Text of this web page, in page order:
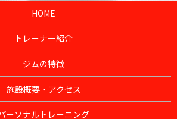
HOME
トレーナー紹介
ジムの特徴
施設概要・アクセス
ーソナルトレーニング